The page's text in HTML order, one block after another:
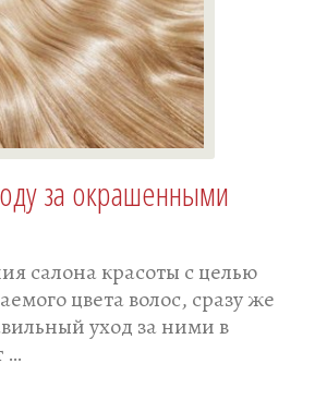
за окрашенными
салона красоты с целью
цвета волос, сразу же
уход за ними в
…